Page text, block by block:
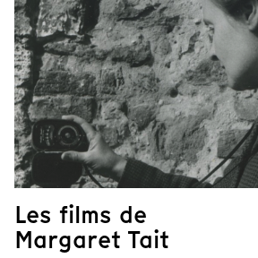
Les films de
Margaret Tait